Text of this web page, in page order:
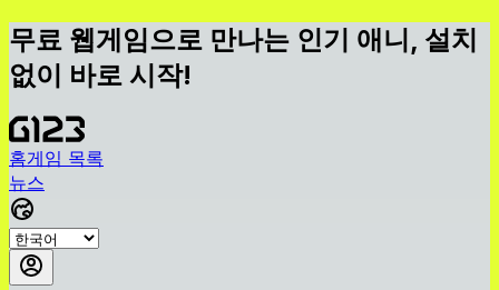
무료 웹게임으로 만나는 인기 애니, 설치
없이 바로 시작!
홈게임 목록
뉴스